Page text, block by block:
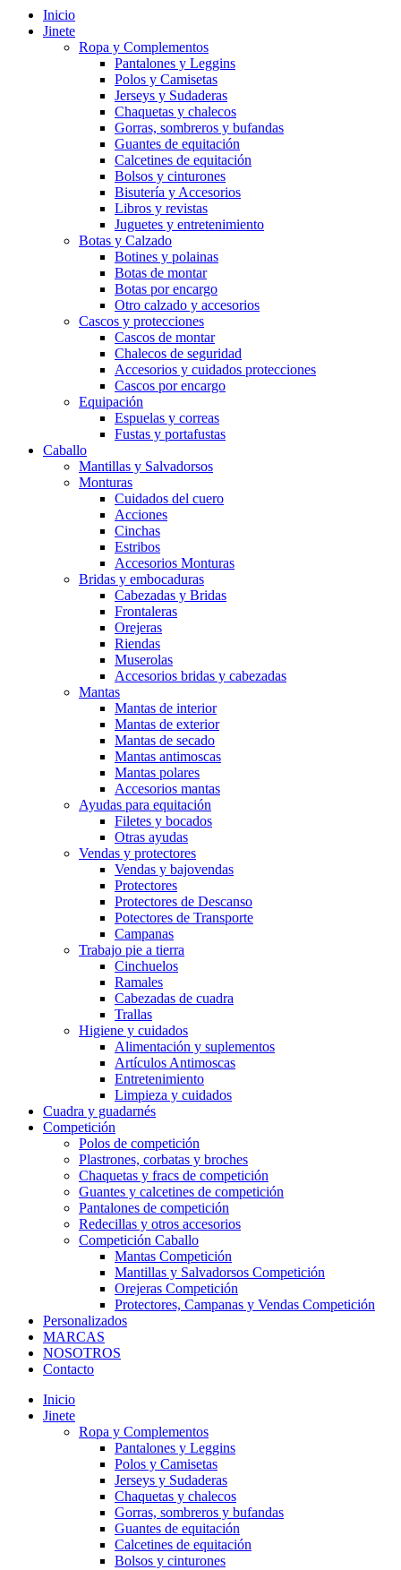
Inicio
Jinete
Ropa y Complementos
Pantalones y Leggins
Polos y Camisetas
Jerseys y Sudaderas
Chaquetas y chalecos
Gorras, sombreros y bufandas
Guantes de equitación
Calcetines de equitación
Bolsos y cinturones
Bisutería y Accesorios
Libros y revistas
Juguetes y entretenimiento
Botas y Calzado
Botines y polainas
Botas de montar
Botas por encargo
Otro calzado y accesorios
Cascos y protecciones
Cascos de montar
Chalecos de seguridad
Accesorios y cuidados protecciones
Cascos por encargo
Equipación
Espuelas y correas
Fustas y portafustas
Caballo
Mantillas y Salvadorsos
Monturas
Cuidados del cuero
Acciones
Cinchas
Estribos
Accesorios Monturas
Bridas y embocaduras
Cabezadas y Bridas
Frontaleras
Orejeras
Riendas
Muserolas
Accesorios bridas y cabezadas
Mantas
Mantas de interior
Mantas de exterior
Mantas de secado
Mantas antimoscas
Mantas polares
Accesorios mantas
Ayudas para equitación
Filetes y bocados
Otras ayudas
Vendas y protectores
Vendas y bajovendas
Protectores
Protectores de Descanso
Potectores de Transporte
Campanas
Trabajo pie a tierra
Cinchuelos
Ramales
Cabezadas de cuadra
Trallas
Higiene y cuidados
Alimentación y suplementos
Artículos Antimoscas
Entretenimiento
Limpieza y cuidados
Cuadra y guadarnés
Competición
Polos de competición
Plastrones, corbatas y broches
Chaquetas y fracs de competición
Guantes y calcetines de competición
Pantalones de competición
Redecillas y otros accesorios
Competición Caballo
Mantas Competición
Mantillas y Salvadorsos Competición
Orejeras Competición
Protectores, Campanas y Vendas Competición
Personalizados
MARCAS
NOSOTROS
Contacto
Inicio
Jinete
Ropa y Complementos
Pantalones y Leggins
Polos y Camisetas
Jerseys y Sudaderas
Chaquetas y chalecos
Gorras, sombreros y bufandas
Guantes de equitación
Calcetines de equitación
Bolsos y cinturones